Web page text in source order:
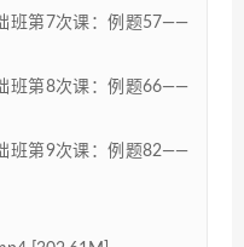
班第7次课：例题57——
班第8次课：例题66——
班第9次课：例题82——